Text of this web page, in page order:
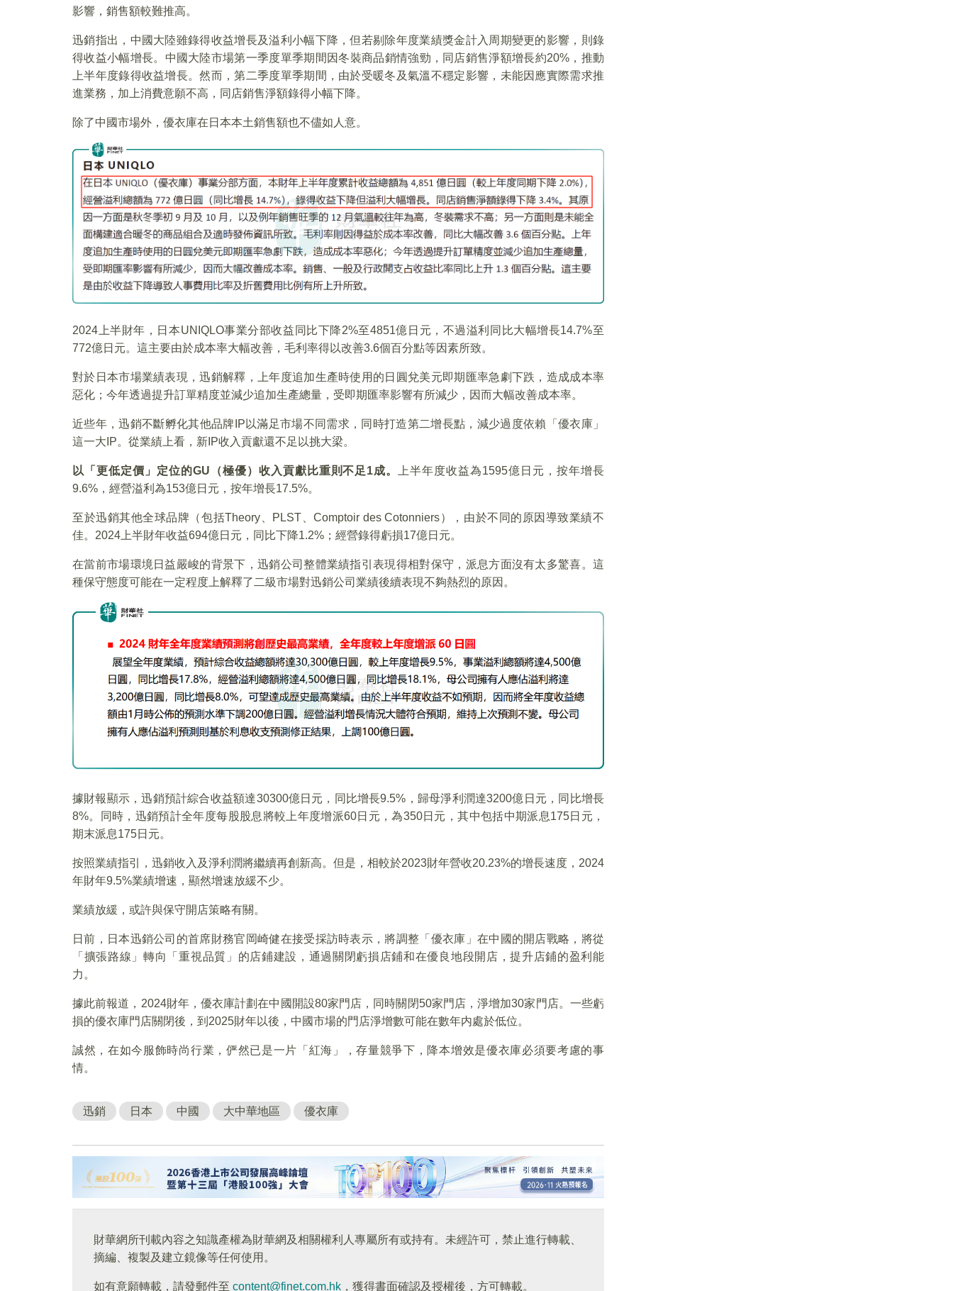
影響，銷售額較難推高。
迅銷指出，中國大陸雖錄得收益增長及溢利小幅下降，但若剔除年度業績獎金計入周期變更的影響，則錄
得收益小幅增長。中國大陸市場第一季度單季期間因冬裝商品銷情強勁，同店銷售淨額增長約20%，推動
上半年度錄得收益增長。然而，第二季度單季期間，由於受暖冬及氣溫不穩定影響，未能因應實際需求推
進業務，加上消費意願不高，同店銷售淨額錄得小幅下降。
除了中國市場外，優衣庫在日本本土銷售額也不儘如人意。
2024上半財年，日本UNIQLO事業分部收益同比下降2%至4851億日元，不過溢利同比大幅增長14.7%至
772億日元。這主要由於成本率大幅改善，毛利率得以改善3.6個百分點等因素所致。
對於日本市場業績表現，迅銷解釋，上年度追加生產時使用的日圓兌美元即期匯率急劇下跌，造成成本率
惡化；今年透過提升訂單精度並減少追加生產總量，受即期匯率影響有所減少，因而大幅改善成本率。
近些年，迅銷不斷孵化其他品牌IP以滿足市場不同需求，同時打造第二增長點，減少過度依賴「優衣庫」
這一大IP。從業績上看，新IP收入貢獻還不足以挑大梁。
以「更低定價」定位的GU（極優）收入貢獻比重則不足1成。
上半年度收益為1595億日元，按年增長
9.6%，經營溢利為153億日元，按年增長17.5%。
至於迅銷其他全球品牌（包括Theory、PLST、Comptoir des Cotonniers），由於不同的原因導致業績不
佳。2024上半財年收益694億日元，同比下降1.2%；經營錄得虧損17億日元。
在當前市場環境日益嚴峻的背景下，迅銷公司整體業績指引表現得相對保守，派息方面沒有太多驚喜。這
種保守態度可能在一定程度上解釋了二級市場對迅銷公司業績後續表現不夠熱烈的原因。
據財報顯示，迅銷預計綜合收益額達30300億日元，同比增長9.5%，歸母淨利潤達3200億日元，同比增長
8%。同時，迅銷預計全年度每股股息將較上年度增派60日元，為350日元，其中包括中期派息175日元，
期末派息175日元。
按照業績指引，迅銷收入及淨利潤將繼續再創新高。但是，相較於2023財年營收20.23%的增長速度，2024
年財年9.5%業績增速，顯然增速放緩不少。
業績放緩，或許與保守開店策略有關。
日前，日本迅銷公司的首席財務官岡崎健在接受採訪時表示，將調整「優衣庫」在中國的開店戰略，將從
「擴張路線」轉向「重視品質」的店鋪建設，通過關閉虧損店鋪和在優良地段開店，提升店鋪的盈利能
力。
據此前報道，2024財年，優衣庫計劃在中國開設80家門店，同時關閉50家門店，淨增加30家門店。一些虧
損的優衣庫門店關閉後，到2025財年以後，中國市場的門店淨增數可能在數年内處於低位。
誠然，在如今服飾時尚行業，俨然已是一片「紅海」，存量競爭下，降本增效是優衣庫必須要考慮的事
情。
迅銷 日本 中國 大中華地區 優衣庫
財華網所刊載內容之知識產權為財華網及相關權利人專屬所有或持有。未經許可，禁止進行轉載、
摘編、複製及建立鏡像等任何使用。
如有意願轉載，請發郵件至 content@finet.com.hk ，獲得書面確認及授權後，方可轉載。